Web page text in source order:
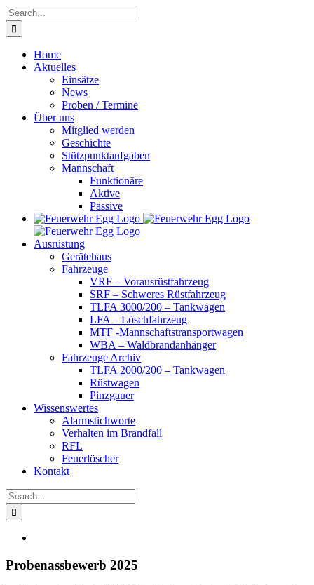
Skip
to
content
Search
for:
Home
Aktuelles
Einsätze
News
Proben / Termine
Über uns
Mitglied werden
Geschichte
Stützpunktaufgaben
Mannschaft
Funktionäre
Aktive
Passive
Ausrüstung
Gerätehaus
Fahrzeuge
VRF – Vorausrüstfahrzeug
SRF – Schweres Rüstfahrzeug
TLFA 3000/200 – Tankwagen
LFA – Löschfahrzeug
MTF -Mannschaftstransportwagen
WBA – Waldbrandanhänger
Fahrzeuge Archiv
TLFA 2000/200 – Tankwagen
Rüstwagen
Pinzgauer
Wissenswertes
Alarmstichworte
Verhalten im Brandfall
RFL
Feuerlöscher
Kontakt
Search
for:
Image
Probenassbewerb 2025